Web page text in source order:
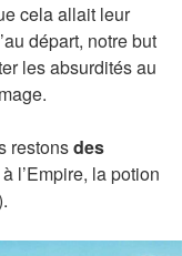
cela allait leur
départ, notre but
les absurdités au
restonsdes
l’Empire, la potion